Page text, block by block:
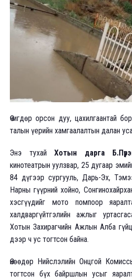
Өчигдөр орсон дуу, цахилгаантай
талын үерийн хамгаалалтын далан
Энэ тухай Хотын дарга
кинотеатрын уулзвар, 25 дугаар
84 дүгээр сургууль, Дарь-Эх,
Нарны гүүрний хойно,
хэсгүүдийг мото помпоор
халдваргүйтгэлийн ажлыг
Хотын Захирагчийн Ажлын Алба
дээр ч ус тогтсон байна.
Өнөөдөр Нийслэлийн Онцгой
тогтсон бүх байршлын усыг